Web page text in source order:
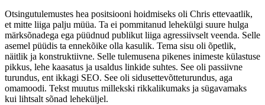
Otsingutulemustes hea positsiooni hoidmiseks oli Chris ettevaatlik,
et mitte liiga palju müüa. Ta ei pommitanud lehekülgi suure hulga
märksõnadega ega püüdnud publikut liiga agressiivselt veenda. Selle
asemel püüdis ta ennekõike olla kasulik. Tema sisu oli õpetlik,
näitlik ja konstruktiivne. Selle tulemusena pikenes inimeste külastuse
pikkus, lehe kaasatus ja usaldus linkide suhtes. See oli passiivne
turundus, ent ikkagi SEO. See oli sidusettevõtteturundus, aga
omamoodi. Tekst muutus millekski rikkalikumaks ja sügavamaks
kui lihtsalt sõnad leheküljel.